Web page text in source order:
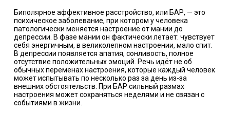
Биполярное аффективное расстройство, или БАР, — это
психическое заболевание, при котором у человека
патологически меняется настроение от мании до
депрессии. В фазе мании он фактически летает: чувствует
себя энергичным, в великолепном настроении, мало спит.
В депрессии появляется апатия, сонливость, полное
отсутствие положительных эмоций. Речь идёт не об
обычных переменах настроения, которые каждый человек
может испытывать по несколько раз за день из-за
внешних обстоятельств. При БАР сильный размах
настроения можетсохраняться неделями и не связан с
событиями в жизни.